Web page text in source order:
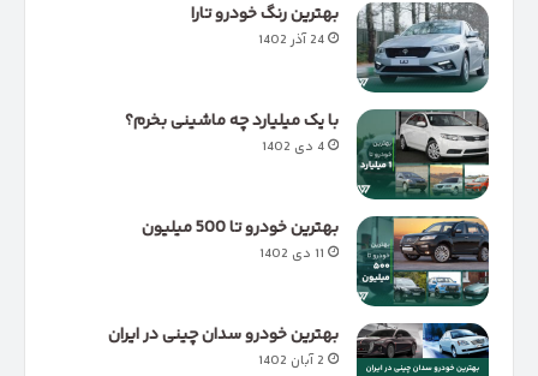
بهترین رنگ خودرو تارا
24 آذر 1402
با یک میلیارد چه ماشینی بخرم؟
4 دی 1402
بهترین خودرو تا 500 میلیون
11 دی 1402
بهترین خودرو سدان چینی در ایران
2 آبان 1402